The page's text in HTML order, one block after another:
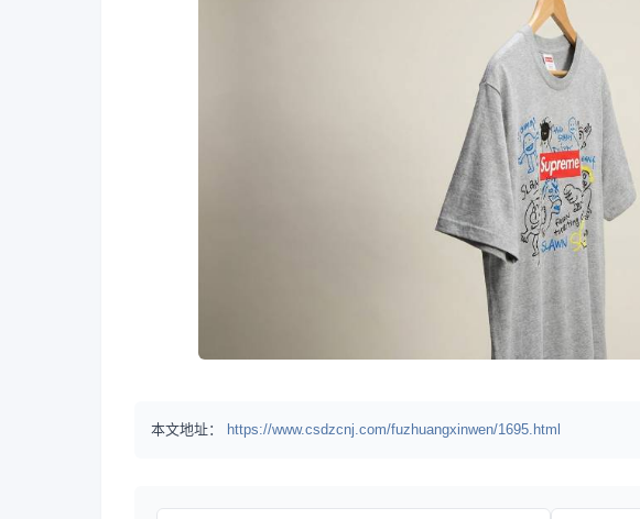
本文地址： https://www.csdzcnj.com/fuzhuangxinwen/1695.html